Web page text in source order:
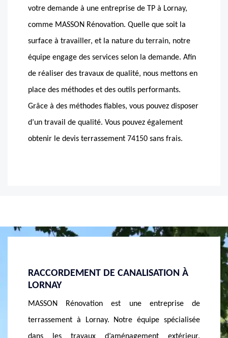
votre demande à une entreprise de TP à Lornay,
comme MASSON Rénovation. Quelle que soit la
surface à travailler, et la nature du terrain, notre
équipe engage des services selon la demande. Afin
de réaliser des travaux de qualité, nous mettons en
place des méthodes et des outils performants.
Grâce à des méthodes fiables, vous pouvez disposer
d’un travail de qualité. Vous pouvez également
obtenir le devis terrassement 74150 sans frais.
de
BÉNÉFICIEZ D’UN SERVICE OFFERT PAR
UNE ENTREPRISE DE TERRASSEMENT À
LORNAY
Au commencement de tout projet de construction,
le terrassement est non négligeable car c’est une
Le
qui